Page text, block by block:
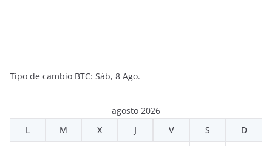
Tipo de cambio BTC: Sáb, 8 Ago.
agosto 2026
L
M X J V S D